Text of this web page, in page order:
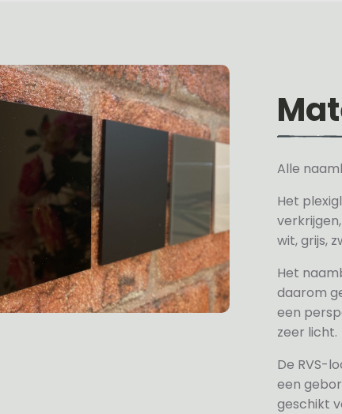
Alle
Het
wit, grijs,
Het
daarom
een
zeer licht.
De RVS-
een
geschikt